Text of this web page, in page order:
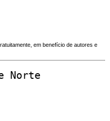
em benefício de autores e
Norte